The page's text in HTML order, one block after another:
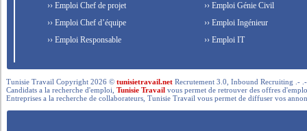
›› Emploi Chef de projet
›› Emploi Chef d’équipe
›› Emploi Responsable
›› Emploi Génie Civil
›› Emploi Ingénieur
›› Emploi IT
Tunisie Travail Copyright 2026 ©tunisietravail.net Recrutement 3.0, Inbound Recruiting .-
Candidats a la recherche d'emploi,Tunisie Travail vous permet de retrouver des offres
Entreprises a la recherche de collaborateurs, Tunisie Travail vous permet de diffuser vos